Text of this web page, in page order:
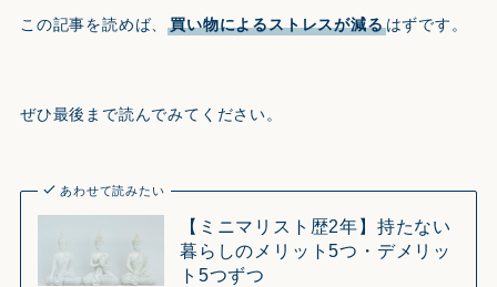
この記事を読めば、買い物によるストレスが減るはずです。
ぜひ最後まで読んでみてください。
あわせて読みたい
【ミニマリスト歴2年】持たない
暮らしのメリット5つ・デメリッ
ト5つずつ